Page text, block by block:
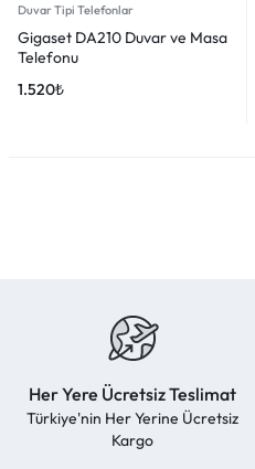
Duvar Tipi Telefonlar
Gigaset DA210 Duvar ve Masa
Telefonu
1.520₺
Her Yere Ücretsiz Teslimat
Türkiye'nin Her Yerine Ücretsiz
Kargo